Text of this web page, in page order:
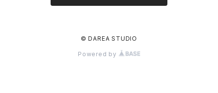
© DAREA STUDIO
Powered by